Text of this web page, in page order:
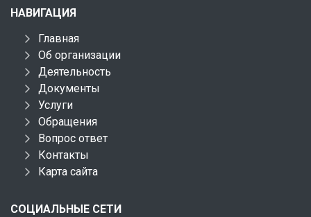
НАВИГАЦИЯ
Главная
Об организации
Деятельность
Документы
Услуги
Обращения
Вопрос ответ
Контакты
Карта сайта
СОЦИАЛЬНЫЕ СЕТИ